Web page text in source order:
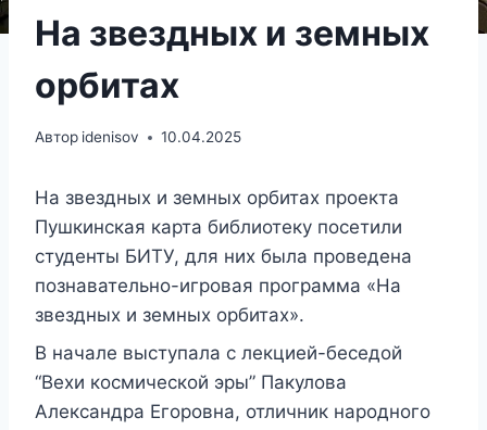
На звездных и земных
орбитах
Автор idenisov 10.04.2025
На звездных и земных орбитах проекта
Пушкинская карта библиотеку посетили
студенты БИТУ, для них была проведена
познавательно-игровая программа «На
звездных и земных орбитах».
В начале выступала с лекцией-беседой
“Вехи космической эры” Пакулова
Александра Егоровна, отличник народного